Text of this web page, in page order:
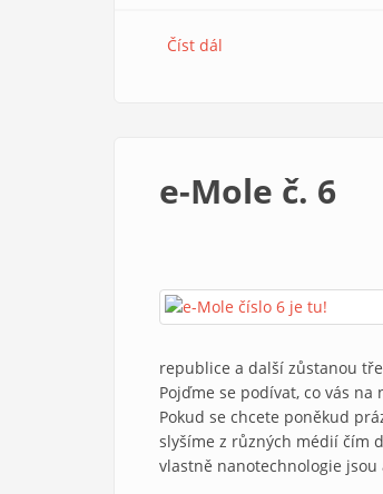
Číst dál
e-Mole č. 6
republice a další zůstanou
Pojďme se podívat, co vás
Pokud se chcete poněkud
slyšíme z různých médií čím
vlastně nanotechnologie